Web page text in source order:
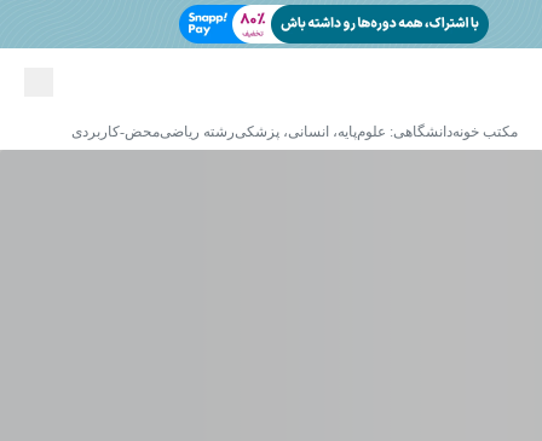
مکتب خونهدانشگاهی: علوم‌پایه، انسانی، پزشکیرشته ریاضیمحض-کاربردی